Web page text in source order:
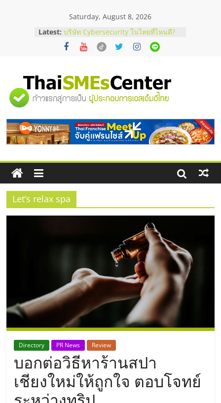
Saturday, August 8, 2026
Latest: บริษัท Cybersecurity ในไทยที่ไหนดี?
วิธีเลือกผู้ให้บริการให้คุ้มค่าและตอบ
โจทย์ธุรกิจ
สัมมนาออนไลน์ โอกาสบริหารสถานี
บริการน้ำมัน Shell
สัมมนาลงทุน แฟรนไชส์ยอนนี่
ไชส์ ครั้งที่ 8
ร้านเครื่องเสียงคุณภาพสูง พร้อม
โซลูชันระบบภาพและเสียง
"ศูนย์
รวม
ข้อมูล
ธุรกิจ
SME
ประเทศไทย,
ThaiSMEsCenter,
รวม
ธุรกิจ
เอ
Let’s relax spa
Directory PR News Review
บอกต่อวิธีหาร้านสปา
เชียงใหม่ให้ถูกใจ ตอบโจทย์